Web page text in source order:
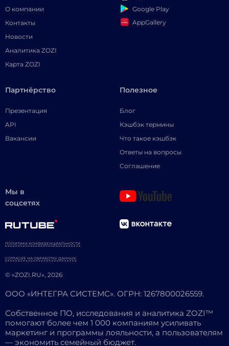
О компании
Контакты
Новости
Аналитика ZOZI
Карта ZOZI
Google Play
AppGallery
Партнёрство
Презентация
API
Вакансии
Полезное
Блог
Кэшбэк термины
Что такое кэшбэк
Ответы на вопросы
Соглашение
Мы в
соцсетях
© «ZOZI.RU», 2026
ПОЛИТИКА КОНФИДЕНЦИАЛЬНОСТИ
СОГЛАСИЕ НА ОБРАБОТКУ ДАННЫХ
ООО «ИНТЕГРА СИСТЕМС». ОГРН: 1267800026559.
Собственное ПО, исследования и аналитика ZOZI™
помогают более чем 1 000 компаниям усиливать
маркетинг и программы лояльности, а пользователям
— экономить семейный бюджет.